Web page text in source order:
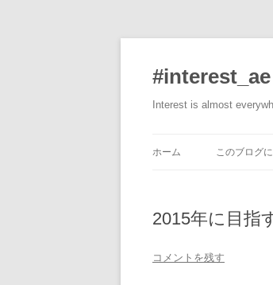
#interest_ae
Interest is almost
ホーム このブログ
2015年に目指
コメントを残す